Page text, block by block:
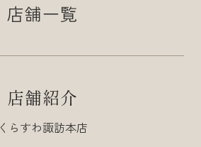
店舗一覧
店舗紹介
くらすわ諏訪本店